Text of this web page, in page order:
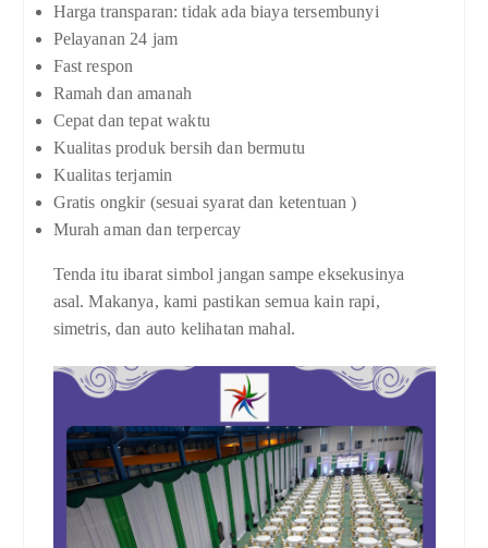
Harga transparan: tidak ada biaya tersembunyi
Pelayanan 24 jam
Fast respon
Ramah dan amanah
Cepat dan tepat waktu
Kualitas produk bersih dan bermutu
Kualitas terjamin
Gratis ongkir (sesuai syarat dan ketentuan )
Murah aman dan terpercay
Tenda itu ibarat simbol jangan sampe eksekusinya
asal. Makanya, kami pastikan semua kain rapi,
simetris, dan auto kelihatan mahal.